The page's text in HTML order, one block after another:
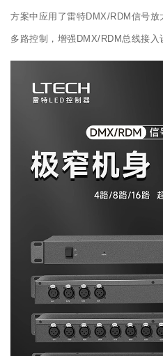
方案中应用了雷特DMX/RDM信号放
多路控制，增强DMX/RDM总线接入